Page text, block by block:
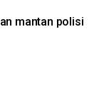
mantan polisi